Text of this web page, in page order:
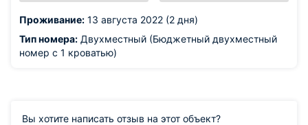
Проживание: 13 августа 2022 (2 дня)
Тип номера: Двухместный (Бюджетный двухместный
номер с 1 кроватью)
Вы хотите написать отзыв на этот объект?